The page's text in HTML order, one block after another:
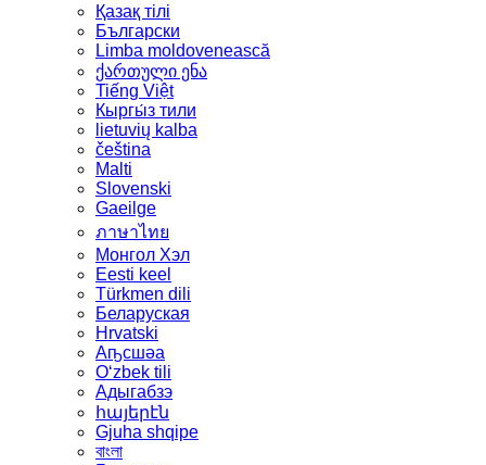
Қазақ тілі
Български
Limba moldovenească
ქართული ენა
Tiếng Việt
Кыргы́з тили
lietuvių kalba
čeština
Malti
Slovenski
Gaeilge
ภาษาไทย
Монгол Хэл
Eesti keel
Türkmen dili
Беларуская
Hrvatski
Аҧсшәа
Oʻzbek tili
Адыгабзэ
հայերէն
Gjuha shqipe
বাংলা